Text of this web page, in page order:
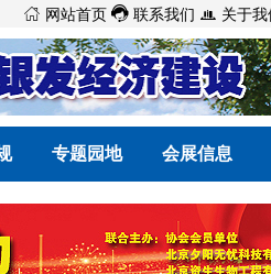
 网站首页  联系我们  关于我
专题园地 会展信息